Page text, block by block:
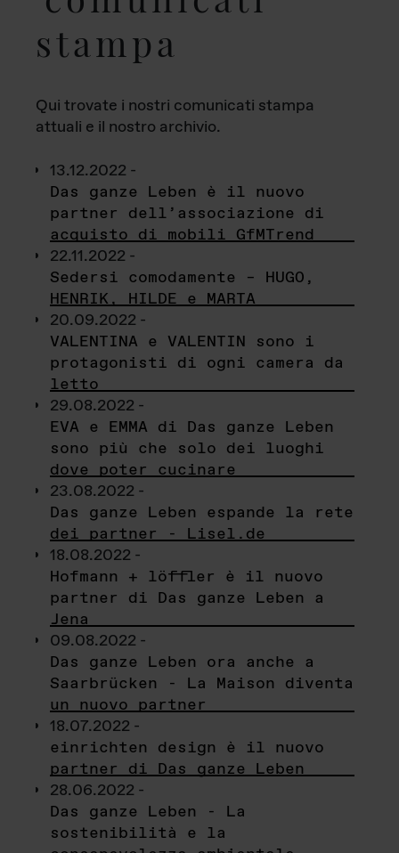
stampa
Qui trovate i nostri comunicati stampa
attuali e il nostro archivio.
13.12.2022 -
Das ganze Leben è il nuovo
partner dell’associazione di
acquisto di mobili GfMTrend
22.11.2022 -
Sedersi comodamente – HUGO,
HENRIK, HILDE e MARTA
20.09.2022 -
VALENTINA e VALENTIN sono i
protagonisti di ogni camera da
letto
29.08.2022 -
EVA e EMMA di Das ganze Leben
sono più che solo dei luoghi
dove poter cucinare
23.08.2022 -
Das ganze Leben espande la rete
dei partner - Lisel.de
18.08.2022 -
Hofmann + löffler è il nuovo
partner di Das ganze Leben a
Jena
09.08.2022 -
Das ganze Leben ora anche a
Saarbrücken - La Maison diventa
un nuovo partner
18.07.2022 -
einrichten design è il nuovo
partner di Das ganze Leben
28.06.2022 -
Das ganze Leben - La
sostenibilità e la